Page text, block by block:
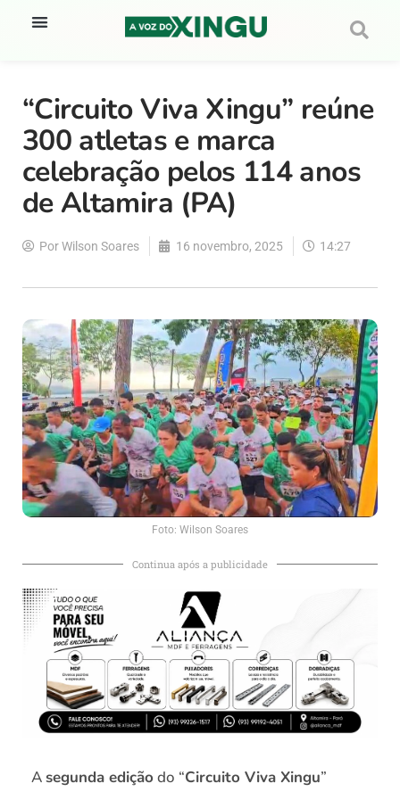
“Circuito Viva Xingu” reúne
300 atletas e marca
celebração pelos 114 anos
de Altamira (PA)
PorWilson Soares 16 novembro, 2025 14:27
Foto: Wilson Soares
Continua após a publicidade
Asegunda edição do “Circuito Viva Xingu”